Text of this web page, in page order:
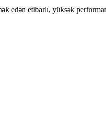
edən etibarlı, yüksək